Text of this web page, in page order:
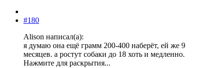
#180
Alison написал(а):
я думаю она ещё грамм 200-400 наберёт, ей же 9
месяцев. а ростут собаки до 18 хоть и медленно.
Нажмите для раскрытия...